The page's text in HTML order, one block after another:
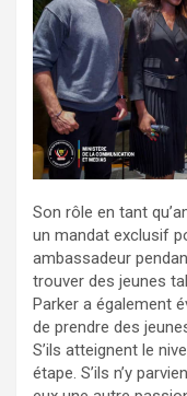
Son rôle en tant
un mandat exclusif
ambassadeur
trouver des jeunes
Parker a également
de prendre des
S’ils atteignent le
étape. S’ils n’y